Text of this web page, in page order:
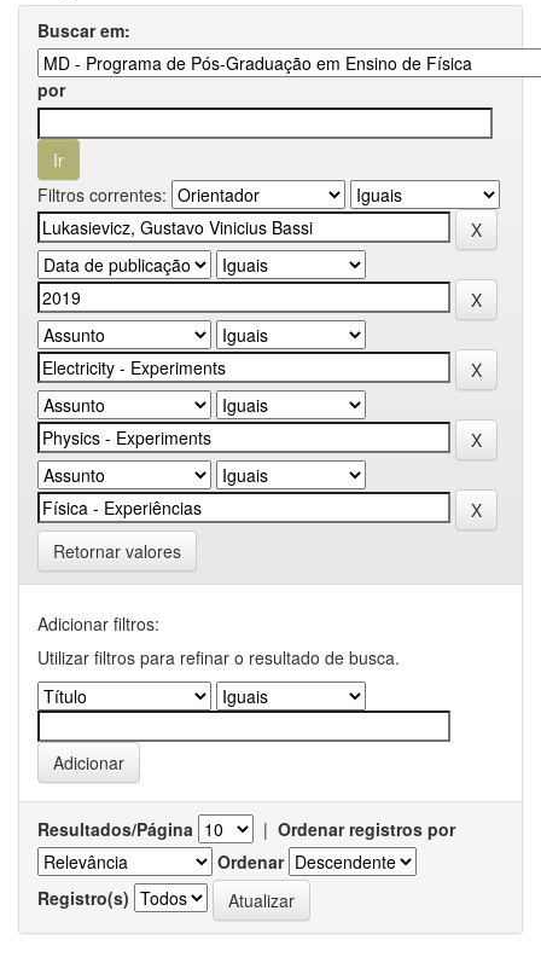
Buscar em:
por
Filtros correntes:
Retornar valores
Adicionar filtros:
Utilizar filtros para refinar o resultado de busca.
Resultados/Página | Ordenar registros por
Ordenar
Registro(s)